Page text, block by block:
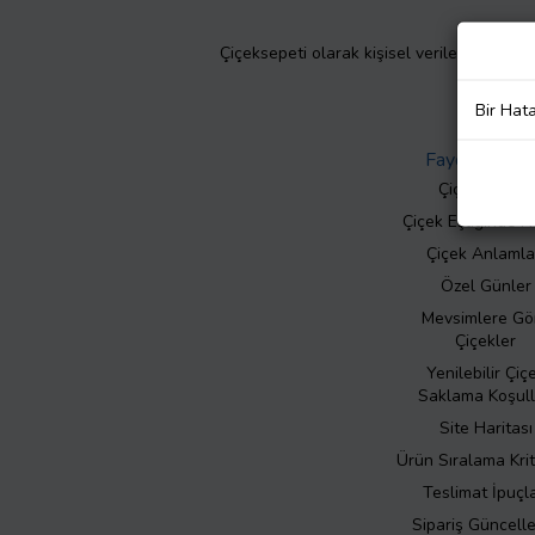
Çiçeksepeti olarak kişisel verilerinizin
Faydalı Bilgiler
Çiçek Bakımı
Çiçek Eşliğinde
Çiçek
Özel Günler
Mevsimlere
Çiçekler
Yenilebilir
Saklama
Site Haritası
Ürün Sıralama
Teslimat
Sipariş
Bir